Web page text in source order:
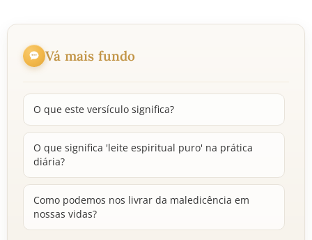
Vá mais fundo
O que este versículo significa?
O que significa 'leite espiritual puro' na prática
diária?
Como podemos nos livrar da maledicência em
nossas vidas?